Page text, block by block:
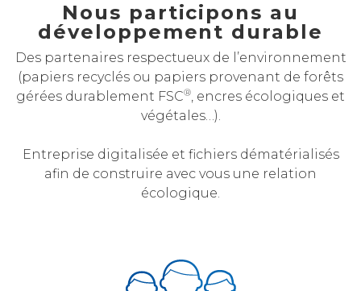
Nous participons au
développement durable
Des partenaires respectueux de l’environnement
(papiers recyclés ou papiers provenant de forêts
gérées durablement FSC®, encres écologiques et
végétales…).
Entreprise digitalisée et fichiers dématérialisés
afin de construire avec vous une relation
écologique.